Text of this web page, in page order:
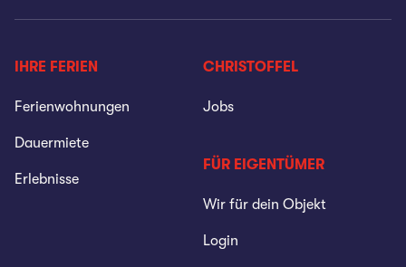
IHRE FERIEN
Ferienwohnungen
Dauermiete
Erlebnisse
CHRISTOFFEL
Jobs
FÜR EIGENTÜMER
Wir für dein Objekt
Login